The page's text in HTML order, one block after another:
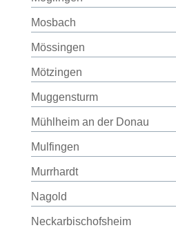
Mosbach
Mössingen
Mötzingen
Muggensturm
Mühlheim an der Donau
Mulfingen
Murrhardt
Nagold
Neckarbischofsheim